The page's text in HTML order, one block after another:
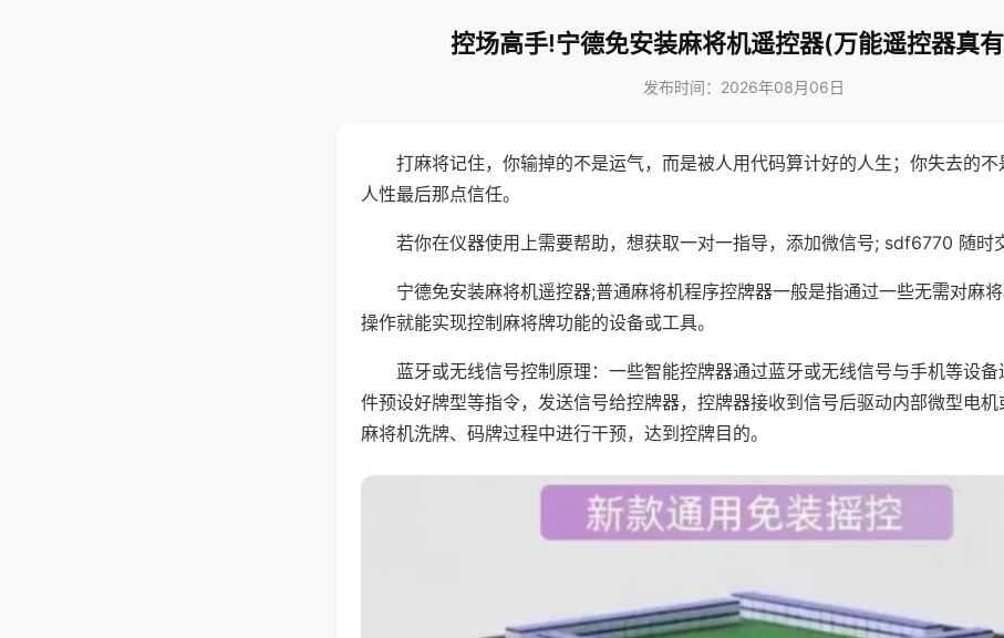
控场高手!宁德免安装麻将机遥控器(万能遥控器真
发布时间：2026年08月06日
打麻将记住，你输掉的不是运气，而是被人用代码算计好的人生；你失去的
人性最后那点信任。
若你在仪器使用上需要帮助，想获取一对一指导，添加微信号; sdf6770 随时
宁德免安装麻将机遥控器;普通麻将机程序控牌器一般是指通过一些无需对麻
操作就能实现控制麻将牌功能的设备或工具。
蓝牙或无线信号控制原理：一些智能控牌器通过蓝牙或无线信号与手机等设
件预设好牌型等指令，发送信号给控牌器，控牌器接收到信号后驱动内部微型电机
麻将机洗牌、码牌过程中进行干预，达到控牌目的。